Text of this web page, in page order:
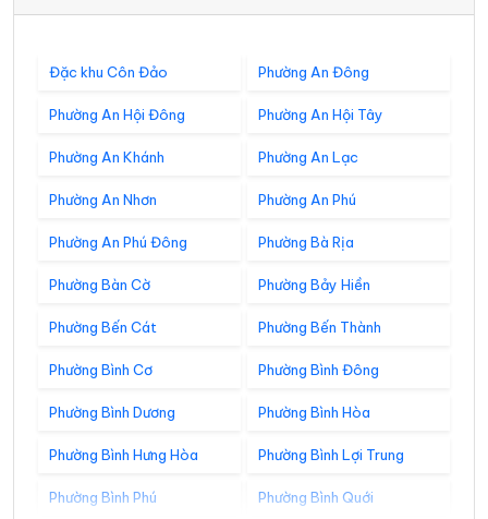
Đặc khu Côn Đảo Phường An Đông
Phường An Hội Đông Phường An Hội Tây
Phường An Khánh Phường An Lạc
Phường An Nhơn Phường An Phú
Phường An Phú Đông Phường Bà Rịa
Phường Bàn Cờ Phường Bảy Hiền
Phường Bến Cát Phường Bến Thành
Phường Bình Cơ Phường Bình Đông
Phường Bình Dương Phường Bình Hòa
Phường Bình Hưng Hòa Phường Bình Lợi Trung
Phường Bình Phú Phường Bình Quới